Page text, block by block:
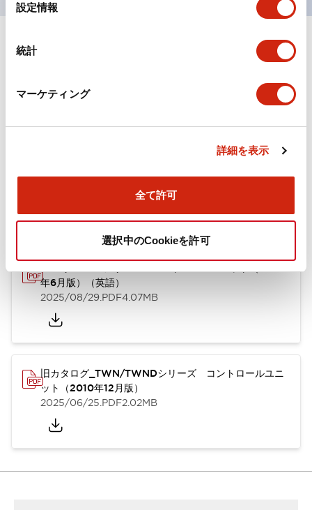
設定情報
統計
マーケティング
詳細を表示
全て許可
選択中のCookieを許可
ドキュメントとファイル
年6月版）（日本語）
4.92MB
年6月版）（英語）
2025/08/29.PDF4.07MB
旧カタログ_TWN/TWNDシリーズ コントロールユニ
ット（2010年12月版）
2025/06/25.PDF2.02MB